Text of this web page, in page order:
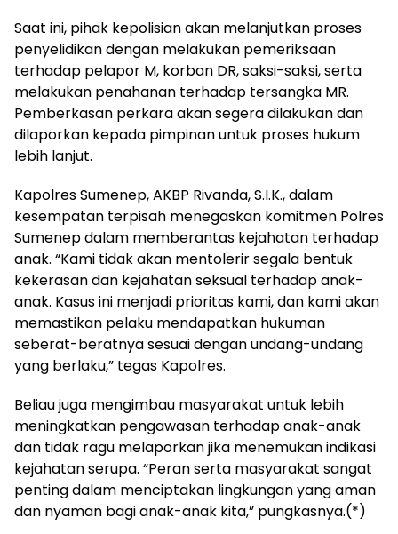
Saat ini, pihak kepolisian akan melanjutkan proses
penyelidikan dengan melakukan pemeriksaan
terhadap pelapor M, korban DR, saksi-saksi, serta
melakukan penahanan terhadap tersangka MR.
Pemberkasan perkara akan segera dilakukan dan
dilaporkan kepada pimpinan untuk proses hukum
lebih lanjut.
Kapolres Sumenep, AKBP Rivanda, S.I.K., dalam
kesempatan terpisah menegaskan komitmen Polres
Sumenep dalam memberantas kejahatan terhadap
anak. “Kami tidak akan mentolerir segala bentuk
kekerasan dan kejahatan seksual terhadap anak-
anak. Kasus ini menjadi prioritas kami, dan kami akan
memastikan pelaku mendapatkan hukuman
seberat-beratnya sesuai dengan undang-undang
yang berlaku,” tegas Kapolres.
Beliau juga mengimbau masyarakat untuk lebih
meningkatkan pengawasan terhadap anak-anak
dan tidak ragu melaporkan jika menemukan indikasi
kejahatan serupa. “Peran serta masyarakat sangat
penting dalam menciptakan lingkungan yang aman
dan nyaman bagi anak-anak kita,” pungkasnya.(*)